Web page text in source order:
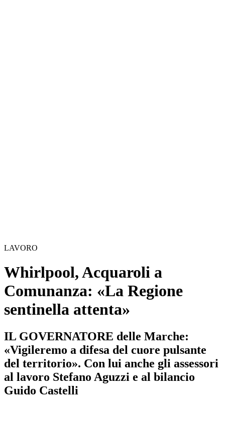
LAVORO
Whirlpool, Acquaroli a
Comunanza: «La Regione
sentinella attenta»
IL GOVERNATORE delle Marche:
«Vigileremo a difesa del cuore pulsante
del territorio». Con lui anche gli assessori
al lavoro Stefano Aguzzi e al bilancio
Guido Castelli